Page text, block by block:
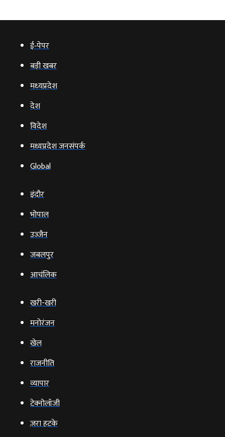
ई‑पेपर
बड़ी खबर
मध्‍यप्रदेश
देश
विदेश
मध्यप्रदेश जनसंपर्क
Global
इंदौर
भोपाल
उज्‍जैन
जबलपुर
आचंलिक
खरी-खरी
मनोरंजन
खेल
राजनीति
व्‍यापार
टेक्‍नोलॉजी
ज़रा हटके